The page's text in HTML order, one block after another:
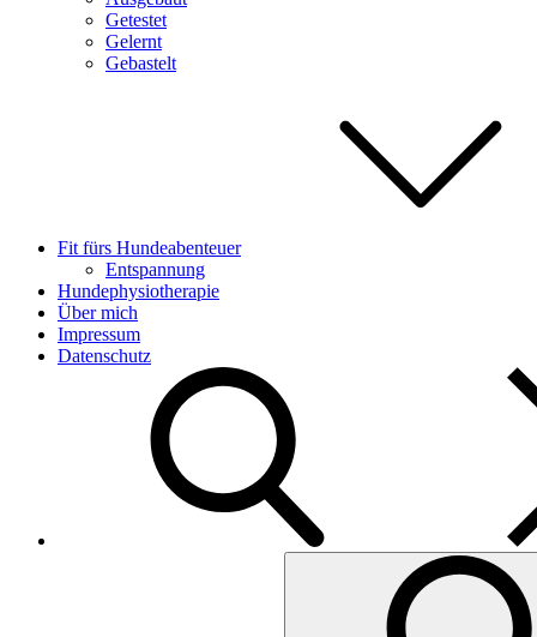
Getestet
Gelernt
Gebastelt
Fit fürs Hundeabenteuer
Entspannung
Hundephysiotherapie
Über mich
Impressum
Datenschutz